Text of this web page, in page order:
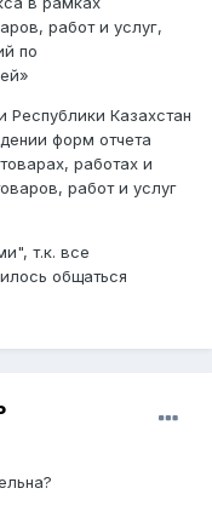
работ и услуг,
по
Республики Казахстан
форм отчета
работах и
работ и услуг
т.к. все
общаться